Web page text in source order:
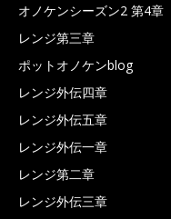
オノケンシーズン2 第4章
レンジ第三章
ポットオノケンblog
レンジ外伝四章
レンジ外伝五章
レンジ外伝一章
レンジ第二章
レンジ外伝三章